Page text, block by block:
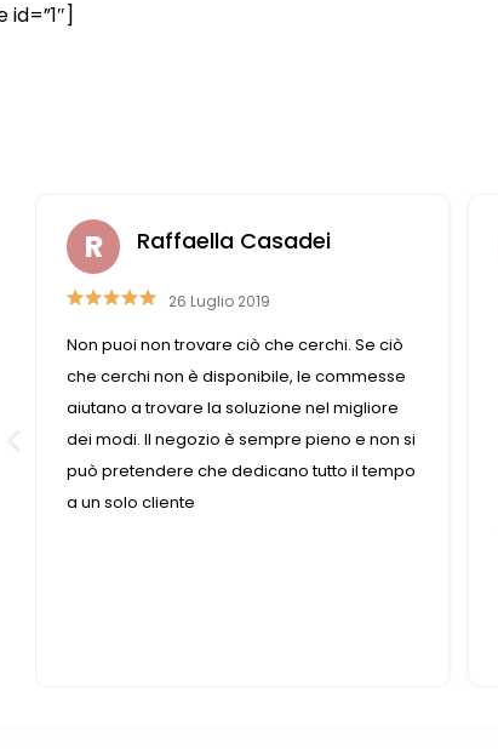
Raffaella Casadei
26 Luglio 2019
Non puoi non trovare ciò che cerchi. Se ciò
che cerchi non è disponibile, le commesse
aiutano a trovare la soluzione nel migliore
dei modi. Il negozio è sempre pieno e non si
può pretendere che dedicano tutto il tempo
a un solo cliente